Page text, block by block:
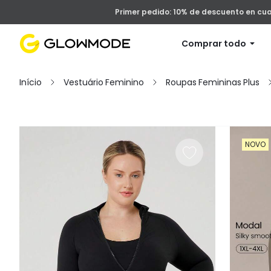
Primer pedido: 10% de descuento en
Comprar todo
Início Vestuário Feminino Roupas Femininas Plus
Limpar Tudo NOVO